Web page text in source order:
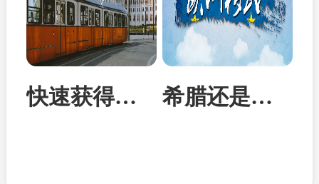
快速获得欧洲身份：匈牙利投资移民成为性价比首选 希腊还是马耳他？从身份到教育全面对比两国移民优势